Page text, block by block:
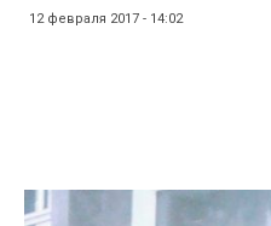
12 февраля 2017 - 14:02